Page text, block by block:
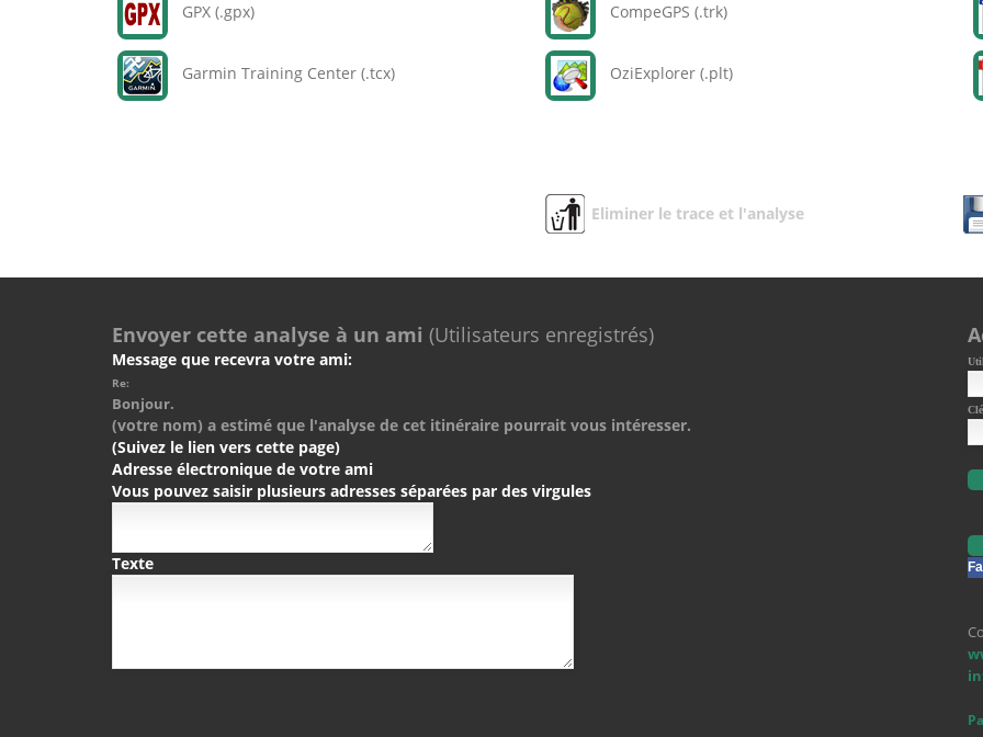
GPX (.gpx)
Garmin Training Center (.tcx)
CompeGPS (.trk)
OziExplorer (.plt)
Eliminer le trace et l'analyse
Envoyer cette analyse à un ami (Utilisateurs enregistrés)
Message que recevra votre ami:
Re:
Bonjour.
(votre nom) a estimé que l'analyse de cet itinéraire pourrait vous intéresser.
(Suivez le lien vers cette page)
Adresse électronique de votre ami
Vous pouvez saisir plusieurs adresses séparées par des virgules
Texte
Clé